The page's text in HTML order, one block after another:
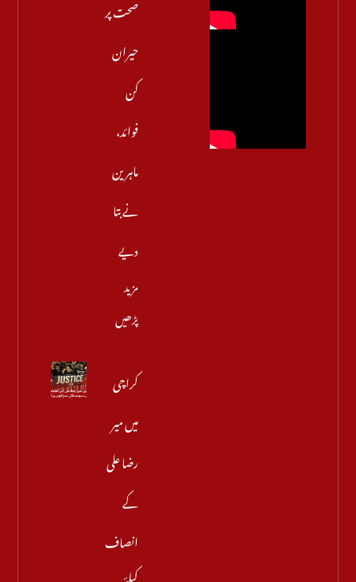
صحت پر
حیران
کن
فوائد،
ماہرین
نے بتا
دیے
مزید
پڑھیں
کراچی
میں میر
رضا علی
کے
انصاف